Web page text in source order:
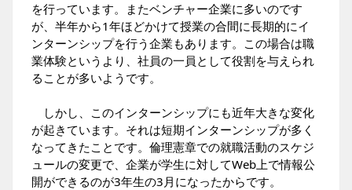
を行っています。またベンチャー企業に多いのです
が、半年から1年ほどかけて授業の合間に長期的にイ
ンターンシップを行う企業もあります。この場合は職
業体験というより、社員の一員として役割を与えられ
ることが多いようです。
しかし、このインターンシップにも近年大きな変化
が起きています。それは短期インターンシップが多く
なってきたことです。倫理憲章での就職活動のスケジ
ュールの変更で、企業が学生に対してWeb上で情報公
開ができるのが3年生の3月になったからです。